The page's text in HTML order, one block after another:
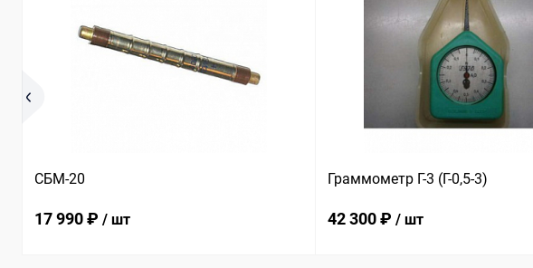
СБМ-20
17 990 ₽ / шт
Граммометр Г-3 (Г-0,5-3)
42 300 ₽ / шт